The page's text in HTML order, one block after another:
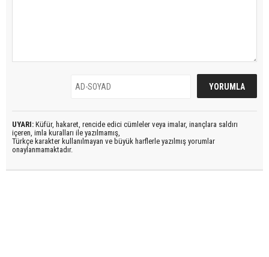
UYARI: Küfür, hakaret, rencide edici cümleler veya imalar, inançlara saldırı
içeren, imla kuralları ile yazılmamış,
Türkçe karakter kullanılmayan ve büyük harflerle yazılmış yorumlar
onaylanmamaktadır.